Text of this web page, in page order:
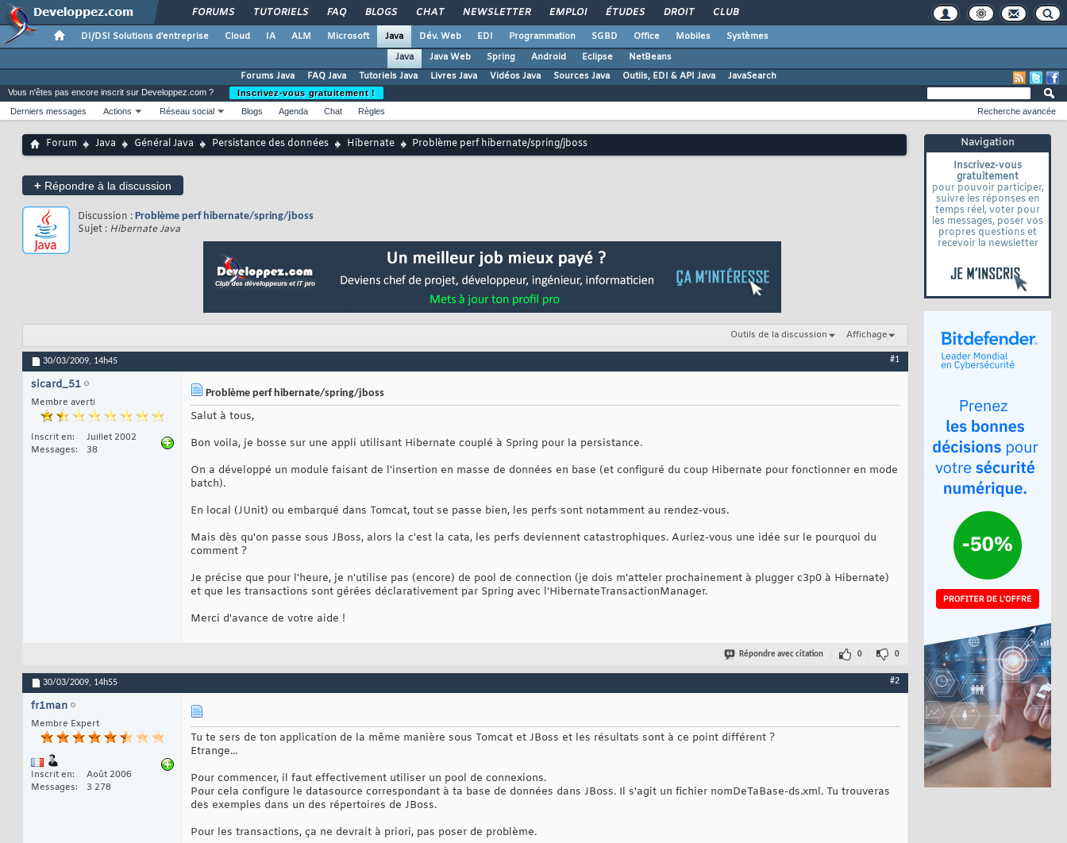
FORUMS TUTORIELS FAQ BLOGS CHAT NEWSLETTER EMPLOI ÉTUDES DROIT CLUB
DI/DSI Solutions d'entreprise Cloud IA ALM Microsoft Java Dév. Web EDI Programmation SGBD Office Mobiles
Systèmes
Java
Java Web Spring Android Eclipse
NetBeans
Forums Java
FAQ Java Tutoriels Java Livres Java Vidéos Java Sources Java Outils, EDI & API Java JavaSearch
Navigation
Inscrivez-vous
gratuitement
pour pouvoir participer,
suivre les réponses en
temps réel, voter pour
les messages, poser vos
propres questions et
recevoir la newsletter
Vous n'êtes pas encore inscrit sur Developpez.com ?
Inscrivez-vous gratuitement !
Derniers messages
Actions Réseau social Blogs Agenda Chat Règles Recherche avancée
Forum Java Général Java Persistance des données Hibernate Problème perf hibernate/spring/jboss
+ Répondre à la discussion
Discussion : Problème perf hibernate/spring/jboss
Sujet : Hibernate Java
Outils de la discussion Affichage
30/03/2009, 14h45 #1
sicard_51
Membre averti
Inscrit en
Juillet 2002
Messages
38
Problème perf hibernate/spring/jboss
Salut à tous,
Bon voila, je bosse sur une appli utilisant Hibernate couplé à Spring pour la persistance.
On a développé un module faisant de l'insertion en masse de données en base (et configuré du coup Hibernate pour fonctionner en mode
batch).
En local (JUnit) ou embarqué dans Tomcat, tout se passe bien, les perfs sont notamment au rendez-vous.
Mais dès qu'on passe sous JBoss, alors la c'est la cata, les perfs deviennent catastrophiques. Auriez-vous une idée sur le pourquoi du
comment ?
Je précise que pour l'heure, je n'utilise pas (encore) de pool de connection (je dois m'atteler prochainement à plugger c3p0 à Hibernate)
et que les transactions sont gérées déclarativement par Spring avec l'HibernateTransactionManager.
Merci d'avance de votre aide !
Répondre avec citation 0 0
30/03/2009, 14h55 #2
fr1man
Membre Expert
Inscrit en
Août 2006
Messages
3 278
Tu te sers de ton application de la même manière sous Tomcat et JBoss et les résultats sont à ce point différent ?
Etrange...
Pour commencer, il faut effectivement utiliser un pool de connexions.
Pour cela configure le datasource correspondant à ta base de données dans JBoss. Il s'agit un fichier nomDeTaBase-ds.xml. Tu trouveras
des exemples dans un des répertoires de JBoss.
Pour les transactions, ça ne devrait à priori, pas poser de problème.